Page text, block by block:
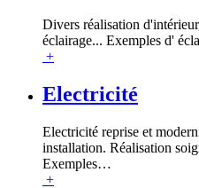
Divers réalisation
éclairage... Exemples d'
+
Electricité
Electricité reprise et
installation. Réalisation
Exemples…
+